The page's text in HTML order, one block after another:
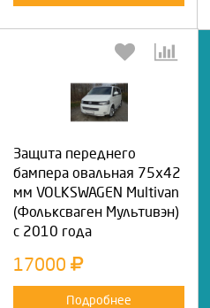
Защита переднего
бампера овальная 75х42
мм VOLKSWAGEN Multivan
(Фольксваген Мультивэн)
с 2010 года
17000
Подробнее